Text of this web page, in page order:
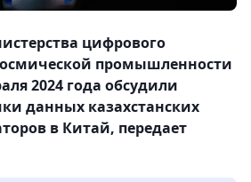
цифрового
промышленности
2024 года обсудили
данных казахстанских
в Китай, передает